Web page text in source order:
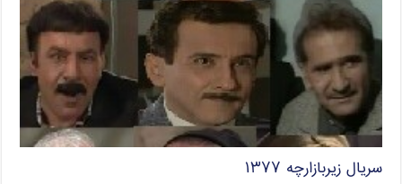
سریال زیربازارچه ۱۳۷۷